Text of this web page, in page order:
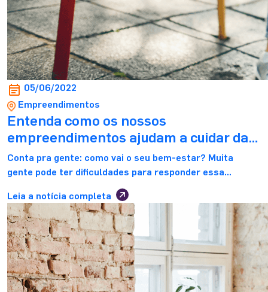
05/06/2022
Empreendimentos
Entenda como os nossos
empreendimentos ajudam a cuidar da
sua saúde
Conta pra gente: como vai o seu bem-estar? Muita
gente pode ter dificuldades para responder essa
pergunta. O motivo, em partes, está relacionado ao fato
de que as pessoas frequentemente não sabem o que
proporciona a sensação de bem-estar para elas. E aqui
a gente deixa um spoiler: “morar bem” é fundamental
para aumentar a […]
Leia a notícia completa